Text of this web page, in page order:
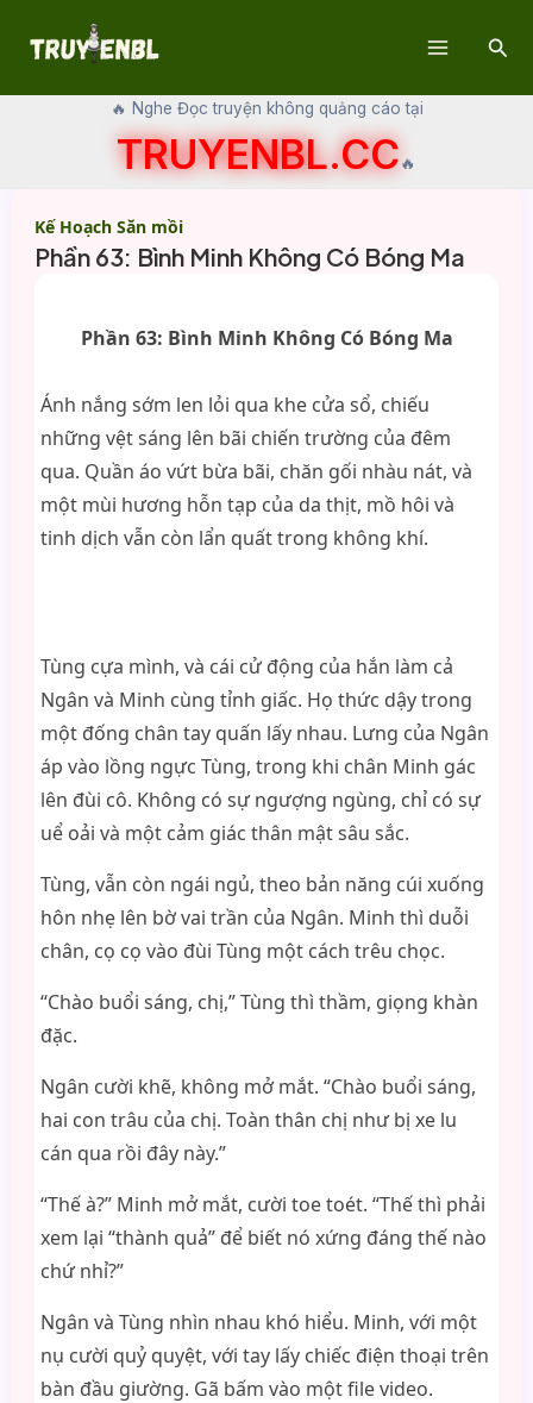
🔥 Nghe Đọc truyện không quảng cáo tại
TRUYENBL.CC🔥
Kế Hoạch Săn mồi
Phần 63: Bình Minh Không Có Bóng Ma
Phần 63: Bình Minh Không Có Bóng Ma
Ánh nắng sớm len lỏi qua khe cửa sổ, chiếu
những vệt sáng lên bãi chiến trường của đêm
qua. Quần áo vứt bừa bãi, chăn gối nhàu nát, và
một mùi hương hỗn tạp của da thịt, mồ hôi và
tinh dịch vẫn còn lẩn quất trong không khí.
Tùng cựa mình, và cái cử động của hắn làm cả
Ngân và Minh cùng tỉnh giấc. Họ thức dậy trong
một đống chân tay quấn lấy nhau. Lưng của Ngân
áp vào lồng ngực Tùng, trong khi chân Minh gác
lên đùi cô. Không có sự ngượng ngùng, chỉ có sự
uể oải và một cảm giác thân mật sâu sắc.
Tùng, vẫn còn ngái ngủ, theo bản năng cúi xuống
hôn nhẹ lên bờ vai trần của Ngân. Minh thì duỗi
chân, cọ cọ vào đùi Tùng một cách trêu chọc.
“Chào buổi sáng, chị,” Tùng thì thầm, giọng khàn
đặc.
Ngân cười khẽ, không mở mắt. “Chào buổi sáng,
hai con trâu của chị. Toàn thân chị như bị xe lu
cán qua rồi đây này.”
“Thế à?” Minh mở mắt, cười toe toét. “Thế thì phải
xem lại “thành quả” để biết nó xứng đáng thế nào
chứ nhỉ?”
Ngân và Tùng nhìn nhau khó hiểu. Minh, với một
nụ cười quỷ quyệt, với tay lấy chiếc điện thoại trên
bàn đầu giường. Gã bấm vào một file video.